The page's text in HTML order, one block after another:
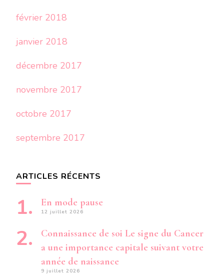
février 2018
janvier 2018
décembre 2017
novembre 2017
octobre 2017
septembre 2017
ARTICLES RÉCENTS
En mode pause
12 juillet 2026
Connaissance de soi Le signe du Cancer
a une importance capitale suivant votre
année de naissance
9 juillet 2026